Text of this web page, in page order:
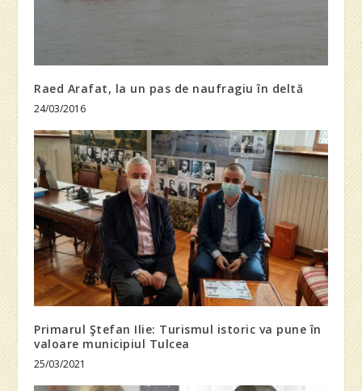
Raed Arafat, la un pas de naufragiu în deltă
24/03/2016
Primarul Ştefan Ilie: Turismul istoric va pune în
valoare municipiul Tulcea
25/03/2021